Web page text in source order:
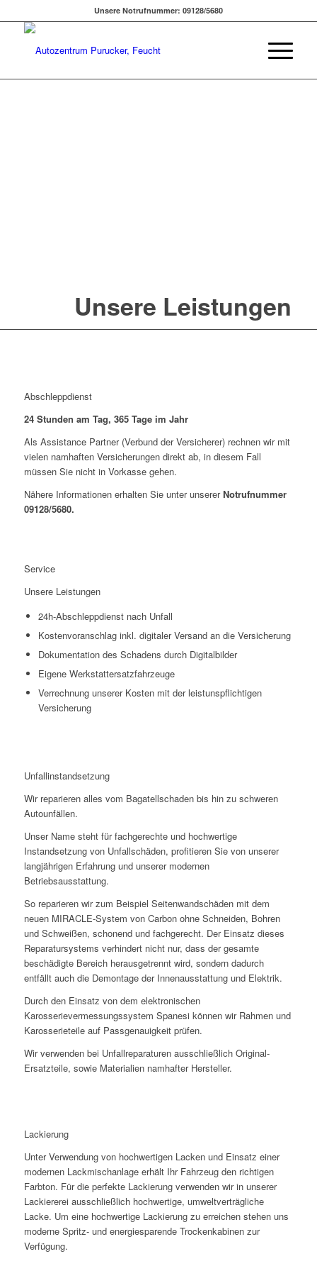
Unsere Notrufnummer: 09128/5680
Unsere Leistungen
Abschleppdienst
24 Stunden am Tag, 365 Tage im Jahr
Als Assistance Partner (Verbund der Versicherer) rechnen wir mit
vielen namhaften Versicherungen direkt ab, in diesem Fall
müssen Sie nicht in Vorkasse gehen.
Nähere Informationen erhalten Sie unter unserer Notrufnummer
09128/5680.
Service
Unsere Leistungen
24h-Abschleppdienst nach Unfall
Kostenvoranschlag inkl. digitaler Versand an die Versicherung
Dokumentation des Schadens durch Digitalbilder
Eigene Werkstattersatzfahrzeuge
Verrechnung unserer Kosten mit der leistunspflichtigen
Versicherung
Unfallinstandsetzung
Wir reparieren alles vom Bagatellschaden bis hin zu schweren
Autounfällen.
Unser Name steht für fachgerechte und hochwertige
Instandsetzung von Unfallschäden, profitieren Sie von unserer
langjährigen Erfahrung und unserer modernen
Betriebsausstattung.
So reparieren wir zum Beispiel Seitenwandschäden mit dem
neuen MIRACLE-System von Carbon ohne Schneiden, Bohren
und Schweißen, schonend und fachgerecht. Der Einsatz dieses
Reparatursystems verhindert nicht nur, dass der gesamte
beschädigte Bereich herausgetrennt wird, sondern dadurch
entfällt auch die Demontage der Innenausstattung und Elektrik.
Durch den Einsatz von dem elektronischen
Karosserievermessungssystem Spanesi können wir Rahmen und
Karosserieteile auf Passgenauigkeit prüfen.
Wir verwenden bei Unfallreparaturen ausschließlich Original-
Ersatzteile, sowie Materialien namhafter Hersteller.
Lackierung
Unter Verwendung von hochwertigen Lacken und Einsatz einer
modernen Lackmischanlage erhält Ihr Fahrzeug den richtigen
Farbton. Für die perfekte Lackierung verwenden wir in unserer
Lackiererei ausschließlich hochwertige, umweltverträgliche
Lacke. Um eine hochwertige Lackierung zu erreichen stehen uns
moderne Spritz- und energiesparende Trockenkabinen zur
Verfügung.